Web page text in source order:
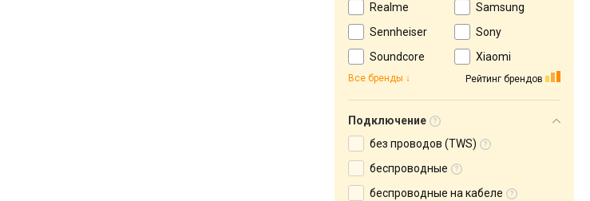
Realme
Samsung
Sennheiser
Sony
Soundcore
Xiaomi
Рейтинг брендов
Все бренды
Подключение
без проводов (TWS)
беспроводные
беспроводные на кабеле